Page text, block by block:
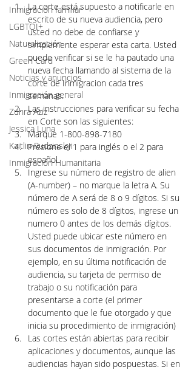
Inmigración familiar
LGBTQI+
Naturalización
Green Card
Noticias y anuncios
Inmigración general
Zuhra Aziz
Jessica Luna
Kaitlin Rudzinskyi
Inmigración Humanitaria
La corte está supuesto a notificarle en
escrito de su nueva audiencia, pero
usted no debe de confiarse y
simplemente esperar esta carta. Usted
puede verificar si se le ha pautado una
nueva fecha llamando al sistema de la
corte de Inmigracion cada tres
semanas.
Las instrucciones para verificar su fecha
en Corte son las siguientes:
Marque 1-800-898-7180
Presione el 1 para inglés o el 2 para
español
Ingrese su número de registro de alien
(A-number) – no marque la letra A. Su
número de A será de 8 o 9 dígitos. Si su
número es solo de 8 dígitos, ingrese un
numero 0 antes de los demás dígitos.
Usted puede ubicar este número en
sus documentos de inmigración. Por
ejemplo, en su última notificación de
audiencia, su tarjeta de permiso de
trabajo o su notificación para
presentarse a corte (el primer
documento que le fue otorgado y que
inicia su procedimiento de inmigración)
Las cortes están abiertas para recibir
aplicaciones y documentos, aunque las
audiencias hayan sido pospuestas. Si en